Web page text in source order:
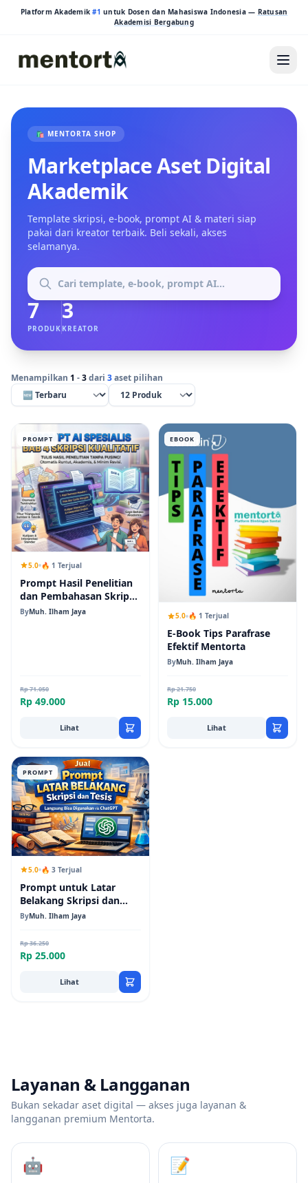
Platform Akademik#1 untuk Dosen dan Mahasiswa Indonesia — Ratusan
Akademisi Bergabung
🛍️ MENTORTA SHOP
Marketplace Aset Digital
Akademik
Template skripsi, e-book, prompt AI & materi siap
pakai dari kreator terbaik. Beli sekali, akses
selamanya.
7
PRODUK
3
KREATOR
Menampilkan 1 -3dari 3aset pilihan
PROMPT
5.0 🔥 1 Terjual
Prompt Hasil Penelitian
dan Pembahasan Skripsi
dan Tesis Kualitatif
ByMuh. Ilham Jaya
Rp 71.050
Rp 49.000
Lihat
EBOOK
5.0 🔥 1 Terjual
E-Book Tips Parafrase
Efektif Mentorta
ByMuh. Ilham Jaya
Rp 21.750
Rp 15.000
Lihat
PROMPT
5.0 🔥 3 Terjual
Prompt untuk Latar
Belakang Skripsi dan
Tesis Kuantitatif
ByMuh. Ilham Jaya
Rp 36.250
Rp 25.000
Lihat
Layanan & Langganan
Bukan sekadar aset digital — akses juga layanan &
langganan premium Mentorta.
🤖 📝